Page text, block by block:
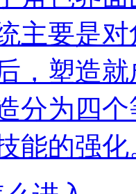
主要是
，塑造
分为四
能的强化